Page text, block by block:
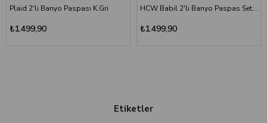
Plaid 2'li Banyo Paspası K.Gri
₺1.499,90
HCW Babil 2'li Banyo Paspas Seti Bej 40x60-60x100 cm
₺1.499,90
Etiketler